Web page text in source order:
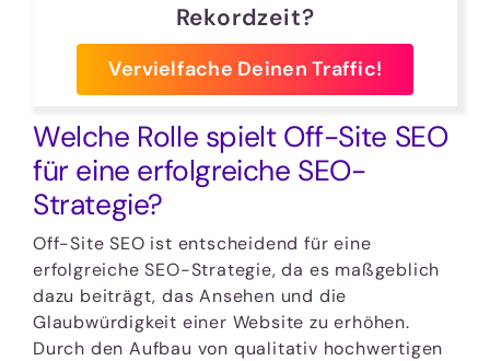
Rekordzeit?
Vervielfache Deinen Traffic!
Welche Rolle spielt Off-Site SEO
für eine erfolgreiche SEO-
Strategie?
Off-Site SEO ist entscheidend für eine
erfolgreiche SEO-Strategie, da es maßgeblich
dazu beiträgt, das Ansehen und die
Glaubwürdigkeit einer Website zu erhöhen.
Durch den Aufbau von qualitativ hochwertigen